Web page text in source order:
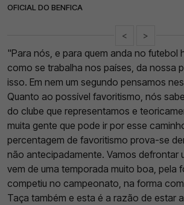
OFICIAL DO BENFICA
< >
"Para nós, e para quem anda no futebol
como se trabalha nos países, da nossa
isso. Em nem um segundo pensamos
Quanto ao possível favoritismo, nós
do clube que representamos e
muita gente que pode ir por esse
percentagem de favoritismo prova-se
não antecipadamente. Vamos defrontar
vem de uma temporada muito boa, pela
competiu no campeonato, na forma
Taça também e esta é a razão de estar